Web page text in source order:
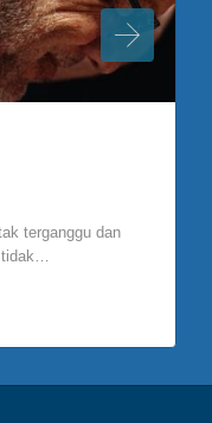
terganggu dan